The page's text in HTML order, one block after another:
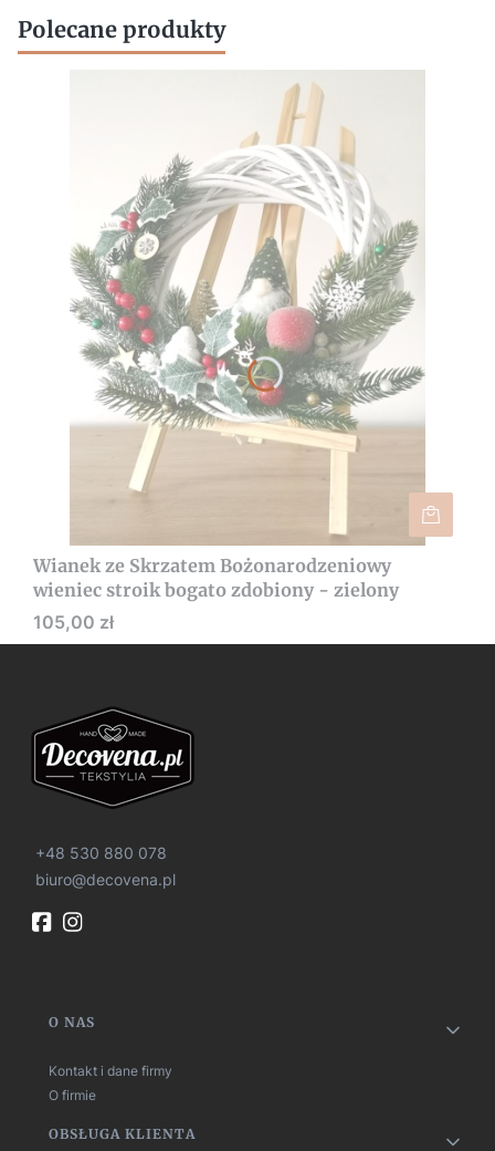
Polecane produkty
Wianek ze Skrzatem Bożonarodzeniowy
wieniec stroik bogato zdobiony - zielony
Cena
105,00 zł
+48 530 880 078
biuro@decovena.pl
Linki w stopce
O NAS
Kontakt i dane firmy
O firmie
OBSŁUGA KLIENTA